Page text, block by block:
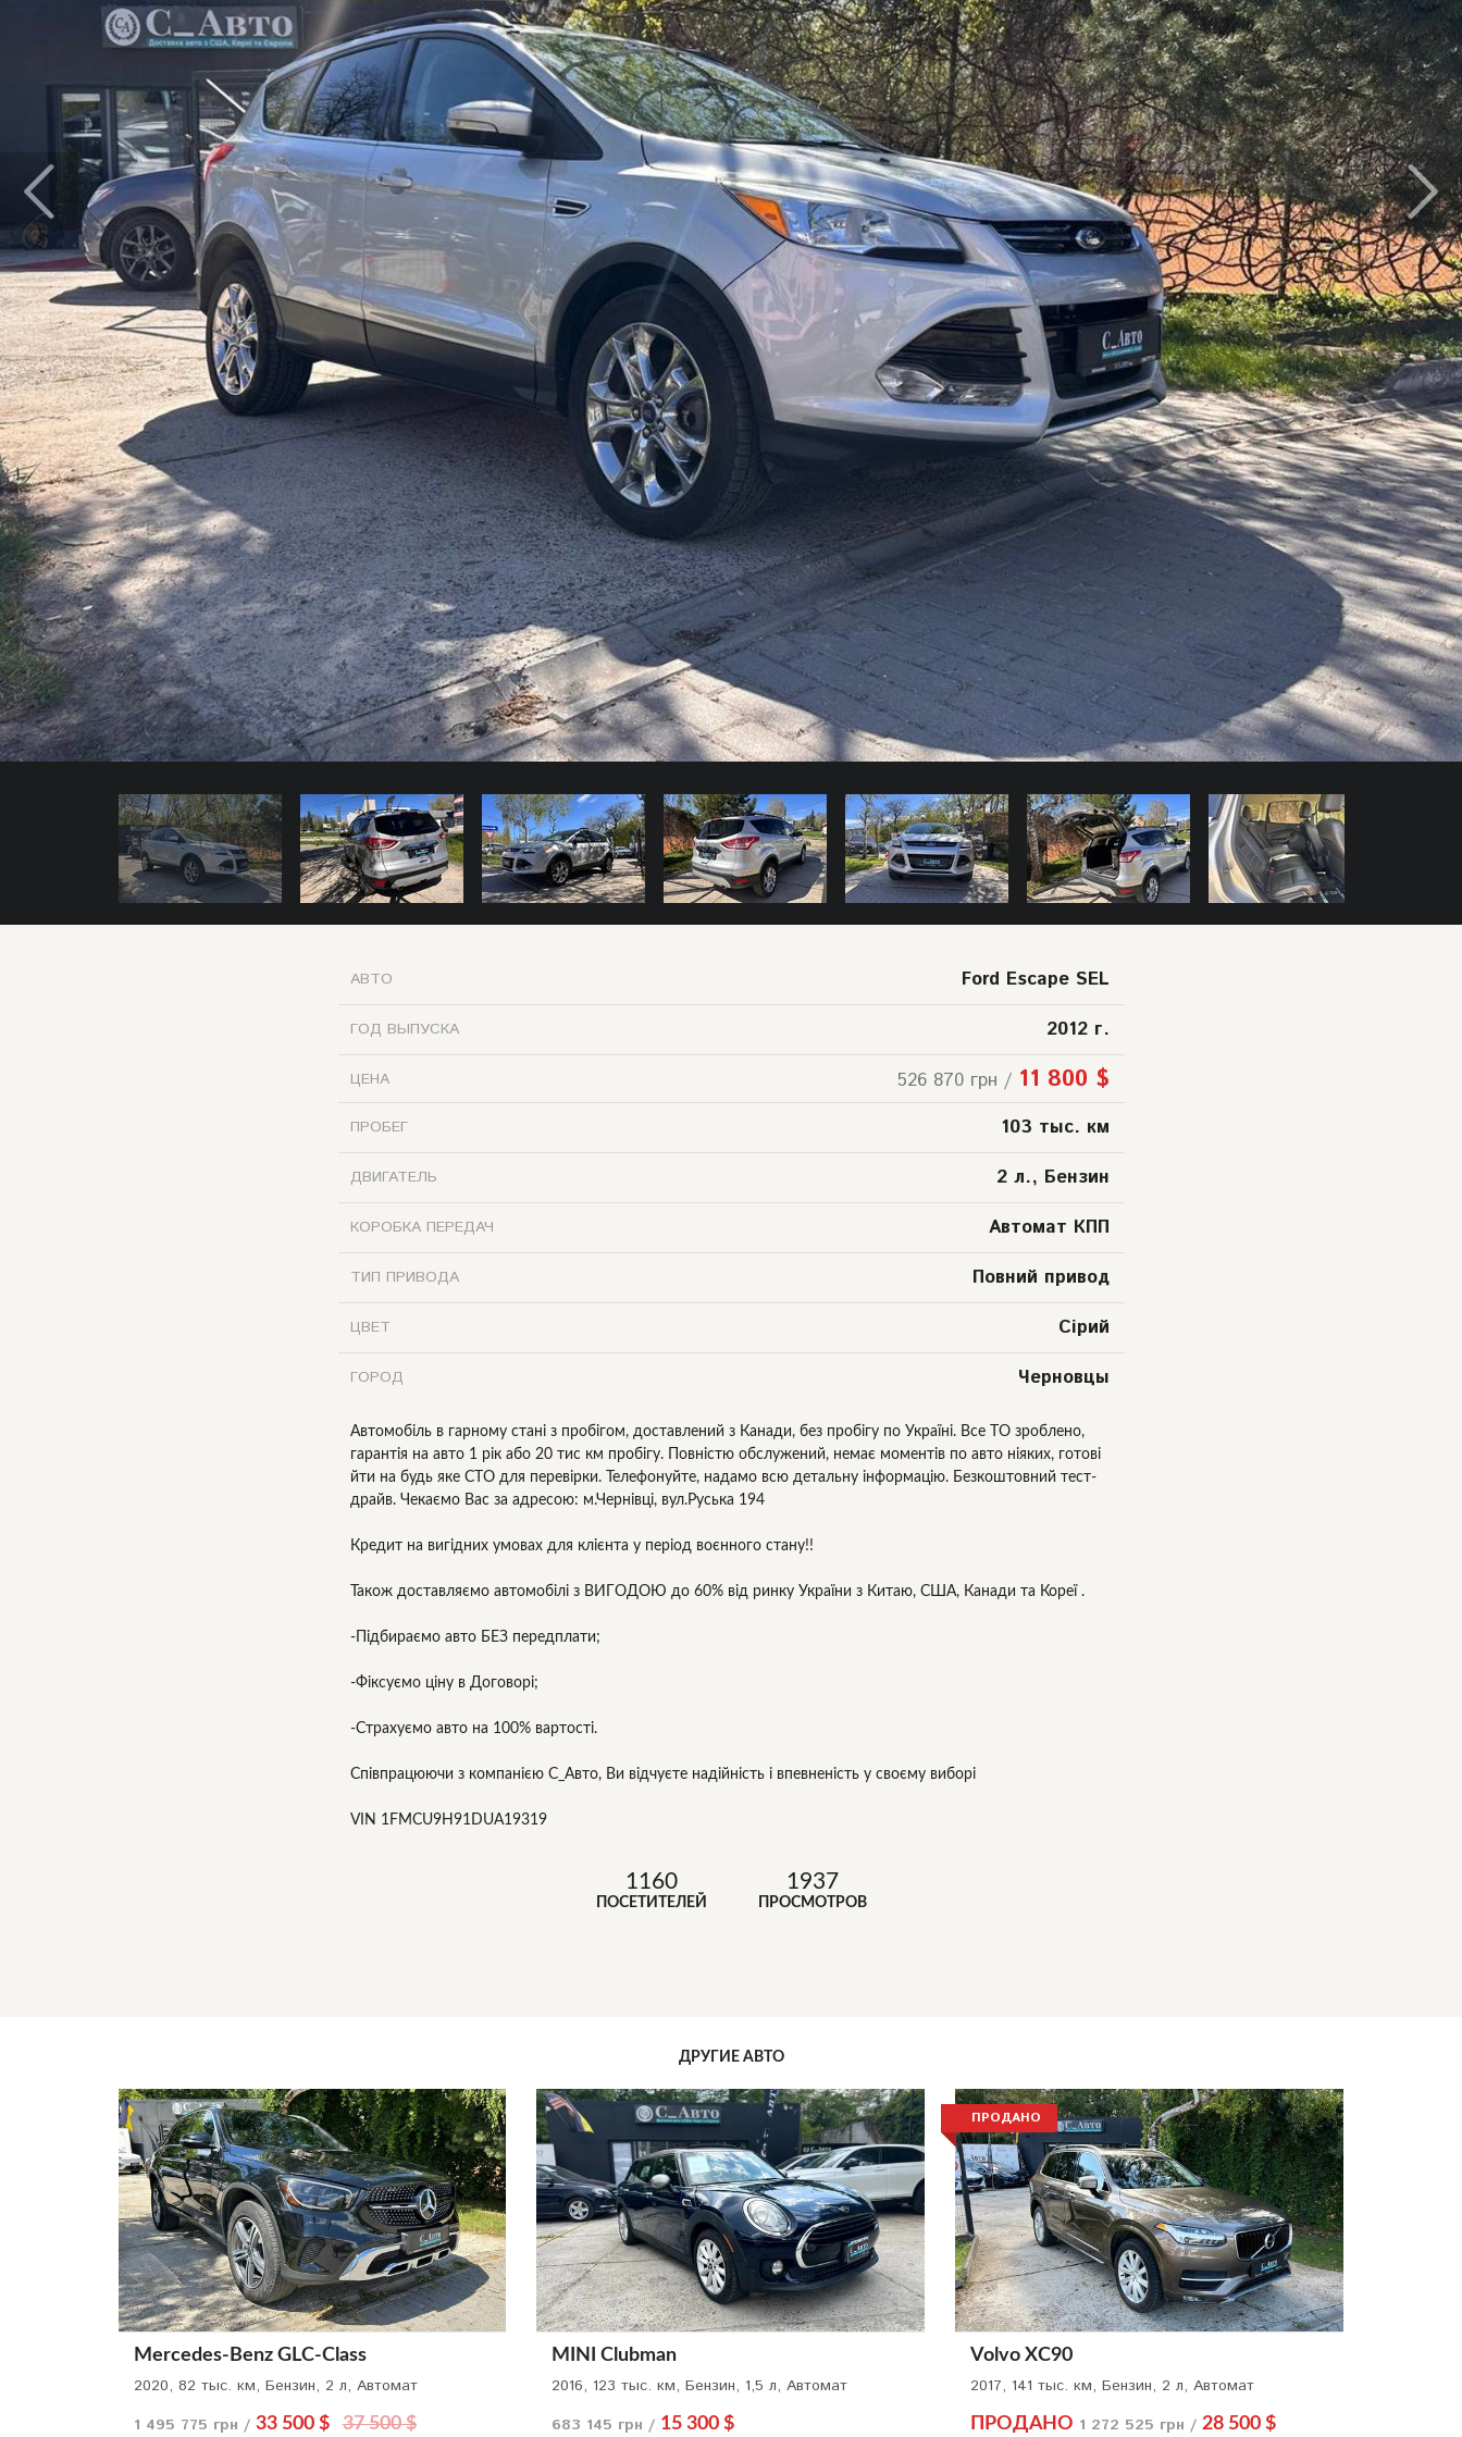
АВТО Ford Escape SEL
ГОД ВЫПУСКА 2012 г.
ЦЕНА 526 870 грн / 11 800 $
ПРОБЕГ 103 тыс. км
ДВИГАТЕЛЬ 2 л., Бензин
КОРОБКА ПЕРЕДАЧ Автомат КПП
ТИП ПРИВОДА Повний привод
ЦВЕТ Сірий
ГОРОД Черновцы
Автомобіль в гарному стані з пробігом, доставлений з Канади, без пробігу по Україні. Все ТО зроблено,
гарантія на авто 1 рік або 20 тис км пробігу. Повністю обслужений, немає моментів по авто ніяких, готові
йти на будь яке СТО для перевірки. Телефонуйте, надамо всю детальну інформацію. Безкоштовний тест-
драйв. Чекаємо Вас за адресою: м.Чернівці, вул.Руська 194
Кредит на вигідних умовах для клієнта у період воєнного стану!!
Також доставляємо автомобілі з ВИГОДОЮ до 60% від ринку України з Китаю, США, Канади та Кореї .
-Підбираємо авто БЕЗ передплати;
-Фіксуємо ціну в Договорі;
-Страхуємо авто на 100% вартості.
Співпрацюючи з компанією С_Авто, Ви відчуєте надійність і впевненість у своєму виборі
VIN 1FMCU9H91DUA19319
1160
ПОСЕТИТЕЛЕЙ
1937
ПРОСМОТРОВ
ДРУГИЕ АВТО
Mercedes-Benz GLC-Class
2020, 82 тыс. км, Бензин, 2 л, Автомат
1 495 775 грн / 33 500 $ 37 500 $
MINI Clubman
2016, 123 тыс. км, Бензин, 1,5 л, Автомат
683 145 грн / 15 300 $
ПРОДАНО
Volvo XC90
2017, 141 тыс. км, Бензин, 2 л, Автомат
ПРОДАНО 1 272 525 грн /28 500 $